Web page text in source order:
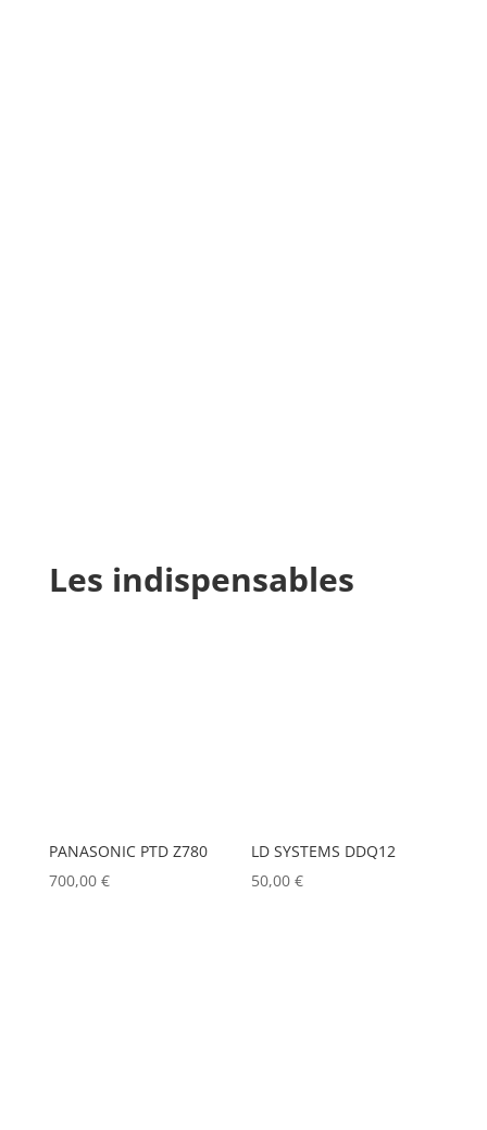
Les indispensables
PANASONIC PTD Z780
700,00 €
LD SYSTEMS DDQ12
50,00€